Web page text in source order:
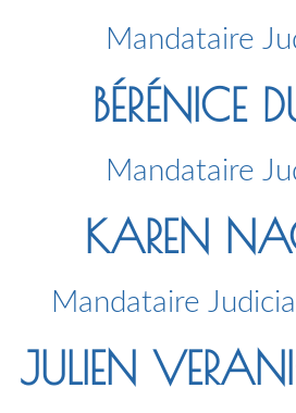
Mandataire
BÉRÉNICE
Mandataire
KAREN
Mandataire
JULIEN